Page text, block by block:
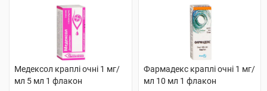
Медексол краплі очні 1 мг/
мл 5 мл 1 флакон
Фармадекс краплі очні 1 мг/
мл 10 мл 1 флакон